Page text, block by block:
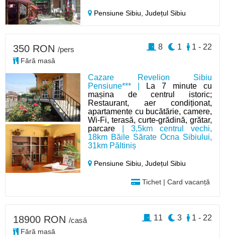
Pensiune Sibiu,Județul Sibiu
Cazare Revelion Sibiu
Pensiune*** |
La 7 minute cu
mașina de centrul istoric;
Restaurant, aer condiționat,
apartamente cu bucătărie, camere,
Wi-Fi, terasă, curte-grădină, grătar,
parcare | 3,5km centrul vechi,
18km Băile Sărate Ocna Sibiului,
31km Păltiniș
Pensiune Sibiu,Județul Sibiu
Tichet | Card vacanță
350 RON /pers
Fără masă
1 - 22
1
8
18900 RON /casă
Fără masă
1 - 22
3
11